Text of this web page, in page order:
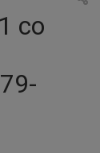
со